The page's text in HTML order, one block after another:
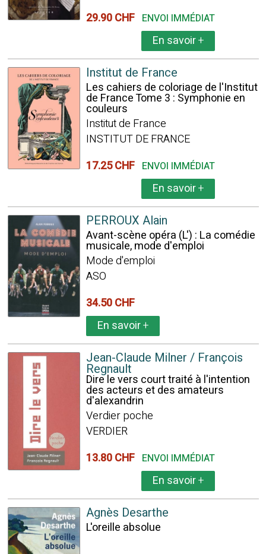
29.90 CHF ENVOI IMMÉDIAT
En savoir+
Institut de France
Les cahiers de coloriage de l'Institut
de France Tome 3 : Symphonie en
couleurs
Institut de France
INSTITUT DE FRANCE
17.25 CHF ENVOI IMMÉDIAT
En savoir+
PERROUX Alain
Avant-scène opéra (L') : La comédie
musicale, mode d'emploi
Mode d'emploi
ASO
34.50 CHF
En savoir+
Jean-Claude Milner / François
Regnault
Dire le vers court traité à l'intention
des acteurs et des amateurs
d'alexandrin
Verdier poche
VERDIER
13.80 CHF ENVOI IMMÉDIAT
En savoir+
Agnès Desarthe
L'oreille absolue